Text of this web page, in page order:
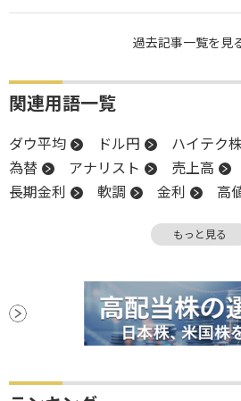
過去記事一覧を見
関連用語一覧
ダウ平均 ドル円 ハイテク株
為替
アナリスト 売上高
長期金利
軟調 金利 高
コンファレンスボード消費者信頼感
もっと見る